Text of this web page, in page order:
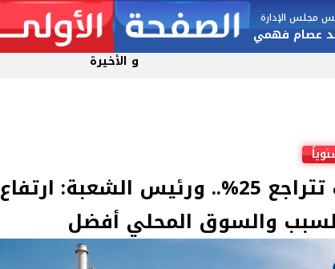
مجلس الإدارة
عصام فهمي
و الأخيرة
صادرات الأسمنت تتراجع 25%.. ورئيس الشعبة: ارتفاع
والسوق المحلي أفضل